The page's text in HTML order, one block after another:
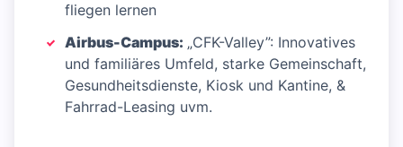
fliegen lernen
Airbus-Campus: „CFK-Valley”: Innovatives
und familiäres Umfeld, starke Gemeinschaft,
Gesundheitsdienste, Kiosk und Kantine, &
Fahrrad-Leasing uvm.